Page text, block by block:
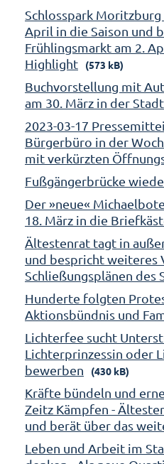
Schlosspark Moritzburg
April in die Saison und
Frühlingsmarkt am 2.
Highlight
(573 kB)
Buchvorstellung mit
am 30. März in der
2023-03-17
Bürgerbüro in der
mit verkürzten
Fußgängerbrücke
Der »neue«
18. März in die
Ältestenrat tagt in
und bespricht weiteres
Schließungsplänen des
Hunderte folgten
Aktionsbündnis und
Lichterfee sucht
Lichterprinzessin oder
bewerben
(430 kB)
Kräfte bündeln und
Zeitz Kämpfen -
und berät über das
Leben und Arbeit im